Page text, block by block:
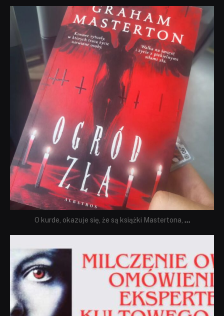
dobryhorror
Sie 23
O kurde, okazuje się, że są książki Mastertona, ...